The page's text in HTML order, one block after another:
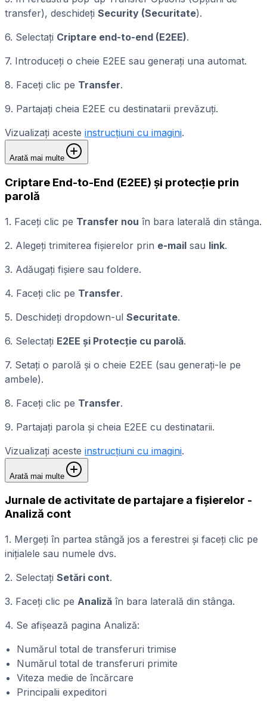
transfer), deschideți Security (Securitate).
6. Selectați Criptare end-to-end (E2EE).
7. Introduceți o cheie E2EE sau generați una automat.
8. Faceți clic pe Transfer.
9. Partajați cheia E2EE cu destinatarii prevăzuți.
Vizualizați aceste instrucțiuni cu imagini.
Arată mai multe
Criptare End-to-End (E2EE) și protecție prin
parolă
1. Faceți clic pe Transfer nou în bara laterală din stânga.
2. Alegeți trimiterea fișierelor prin e-mail sau link.
3. Adăugați fișiere sau foldere.
4. Faceți clic pe Transfer.
5. Deschideți dropdown-ul Securitate.
6. Selectați E2EE și Protecție cu parolă.
7. Setați o parolă și o cheie E2EE (sau generați-le pe
ambele).
8. Faceți clic pe Transfer.
9. Partajați parola și cheia E2EE cu destinatarii.
Vizualizați aceste instrucțiuni cu imagini.
Arată mai multe
Jurnale de activitate de partajare a fișierelor -
Analiză cont
1. Mergeți în partea stângă jos a ferestrei și faceți clic pe
inițialele sau numele dvs.
2. Selectați Setări cont.
3. Faceți clic pe Analiză în bara laterală din stânga.
4. Se afișează pagina Analiză:
Numărul total de transferuri trimise
Numărul total de transferuri primite
Viteza medie de încărcare
Principalii expeditori